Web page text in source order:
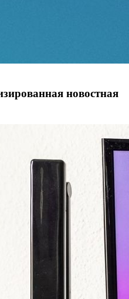
новостная